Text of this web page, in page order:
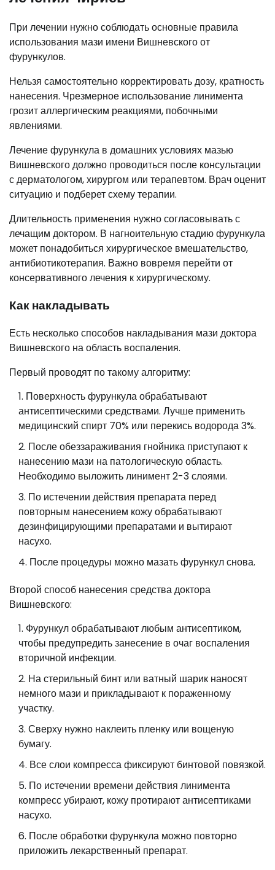
При лечении нужно соблюдать основные правила
использования мази имени Вишневского от
фурункулов.
Нельзя самостоятельно корректировать дозу, кратность
нанесения. Чрезмерное использование линимента
грозит аллергическим реакциями, побочными
явлениями.
Лечение фурункула в домашних условиях мазью
Вишневского должно проводиться после консультации
с дерматологом, хирургом или терапевтом. Врач оценит
ситуацию и подберет схему терапии.
Длительность применения нужно согласовывать с
лечащим доктором. В нагноительную стадию фурункула
может понадобиться хирургическое вмешательство,
антибиотикотерапия. Важно вовремя перейти от
консервативного лечения к хирургическому.
Как накладывать
Есть несколько способов накладывания мази доктора
Вишневского на область воспаления.
Первый проводят по такому алгоритму:
Поверхность фурункула обрабатывают
антисептическими средствами. Лучше применить
медицинский спирт 70% или перекись водорода 3%.
После обеззараживания гнойника приступают к
нанесению мази на патологическую область.
Необходимо выложить линимент 2-3 слоями.
По истечении действия препарата перед
повторным нанесением кожу обрабатывают
дезинфицирующими препаратами и вытирают
насухо.
После процедуры можно мазать фурункул снова.
Второй способ нанесения средства доктора
Вишневского:
Фурункул обрабатывают любым антисептиком,
чтобы предупредить занесение в очаг воспаления
вторичной инфекции.
На стерильный бинт или ватный шарик наносят
немного мази и прикладывают к пораженному
участку.
Сверху нужно наклеить пленку или вощеную
бумагу.
Все слои компресса фиксируют бинтовой повязкой.
По истечении времени действия линимента
компресс убирают, кожу протирают антисептиками
насухо.
После обработки фурункула можно повторно
приложить лекарственный препарат.